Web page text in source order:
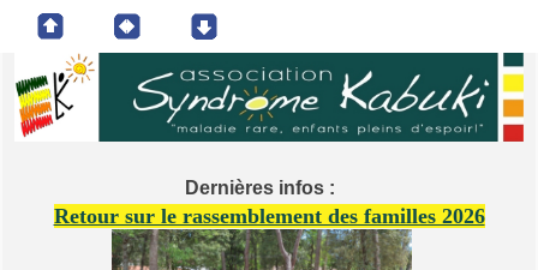
Dernières infos :
Retour sur le rassemblement des familles 2026